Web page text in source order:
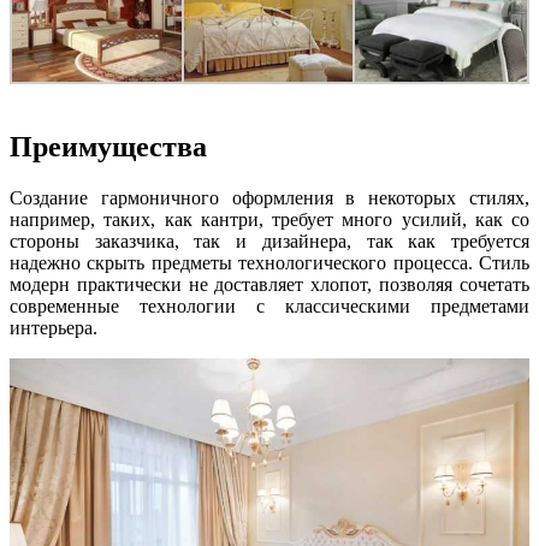
Преимущества
Создание гармоничного оформления в некоторых стилях,
например, таких, как кантри, требует много усилий, как со
стороны заказчика, так и дизайнера, так как требуется
надежно скрыть предметы технологического процесса. Стиль
модерн практически не доставляет хлопот, позволяя сочетать
современные технологии с классическими предметами
интерьера.